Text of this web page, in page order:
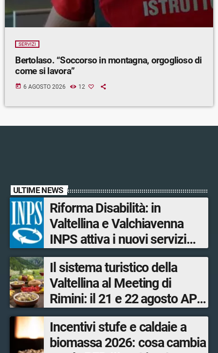
SERVIZI
Bertolaso. “Soccorso in montagna, orgoglioso di
come si lavora”
today 6 AGOSTO 2026 12
ULTIME NEWS
Riforma Disabilità: in
Valtellina e Valchiavenna
INPS attiva i nuovi servizi
digitali per il Progetto di vita
Il sistema turistico della
Valtellina al Meeting di
Rimini: il 21 e 22 agosto APF
Valtellina, con il Distretto
agroalimentare, sarà
protagonista nello stand di
Incentivi stufe e caldaie a
biomassa 2026: cosa cambia